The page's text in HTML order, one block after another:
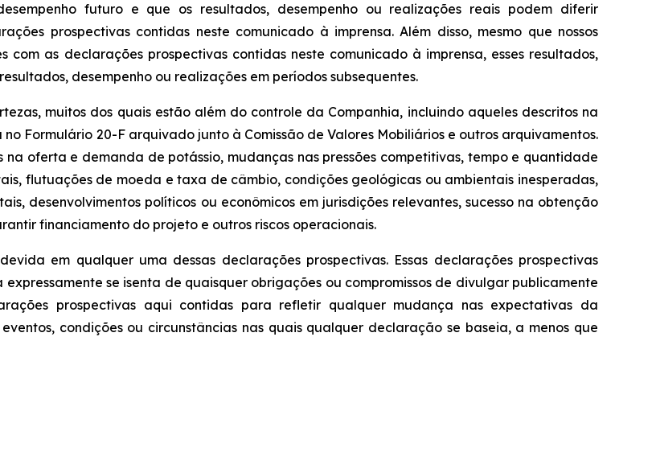
futuro e que os resultados, desempenho ou realizações reais podem diferir
prospectivas contidas neste comunicado à imprensa. Além disso, mesmo que nossos
com as declarações prospectivas contidas neste comunicado à imprensa, esses resultados,
desempenho ou realizações em períodos subsequentes.
muitos dos quais estão além do controle da Companhia, incluindo aqueles descritos na
Formulário 20-F arquivado junto à Comissão de Valores Mobiliários e outros arquivamentos.
na oferta e demanda de potássio, mudanças nas pressões competitivas, tempo e quantidade
flutuações de moeda e taxa de câmbio, condições geológicas ou ambientais inesperadas,
desenvolvimentos políticos ou econômicos em jurisdições relevantes, sucesso na obtenção
financiamento do projeto e outros riscos operacionais.
em qualquer uma dessas declarações prospectivas. Essas declarações prospectivas
se isenta de quaisquer obrigações ou compromissos de divulgar publicamente
prospectivas aqui contidas para refletir qualquer mudança nas expectativas da
condições ou circunstâncias nas quais qualquer declaração se baseia, a menos que